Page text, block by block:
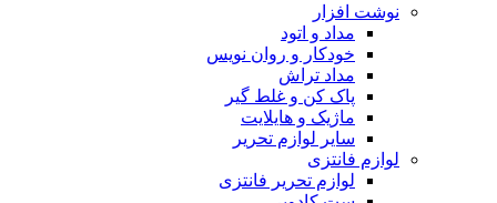
نوشت افزار
مداد و اتود
خودکار و روان نویس
مداد تراش
پاک کن و غلط گیر
ماژیک و هایلایت
سایر لوازم تحریر
لوازم فانتزی
لوازم تحریر فانتزی